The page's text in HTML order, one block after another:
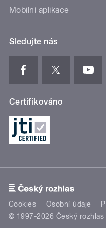
Mobilní aplikace
Sledujte nás
Certifikováno
Cookies Osobní údaje
© 1997-2026 Český rozhlas